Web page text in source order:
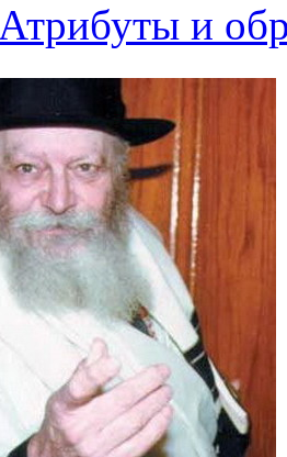
Атрибуты и